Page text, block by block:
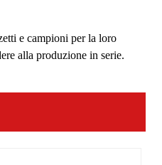
e campioni per la loro
alla produzione in serie.